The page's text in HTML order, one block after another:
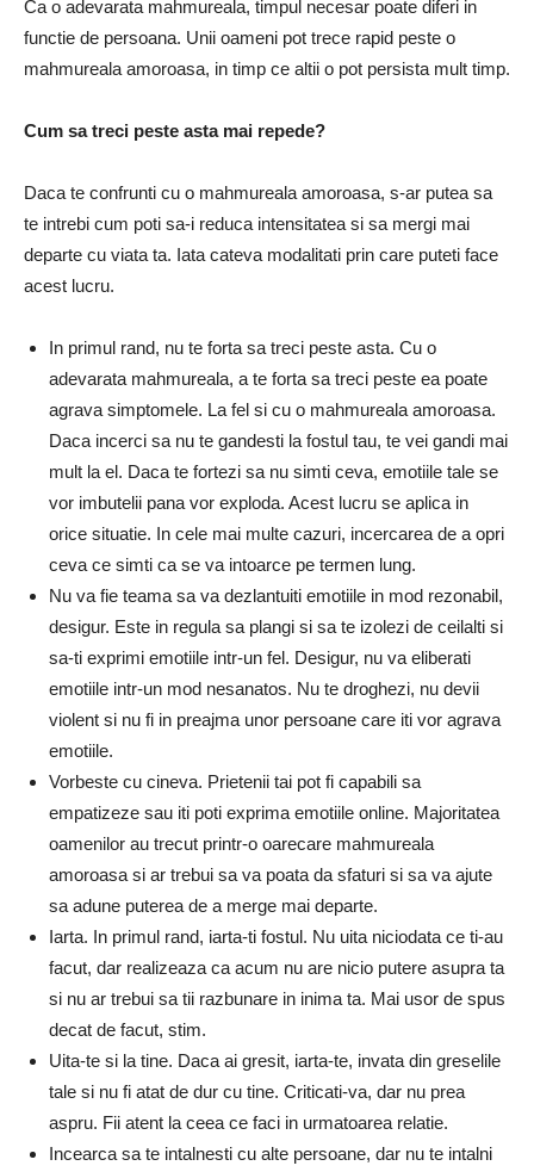
Ca o adevarata mahmureala, timpul necesar poate diferi in
functie de persoana. Unii oameni pot trece rapid peste o
mahmureala amoroasa, in timp ce altii o pot persista mult timp.
Cum sa treci peste asta mai repede?
Daca te confrunti cu o mahmureala amoroasa, s-ar putea sa
te intrebi cum poti sa-i reduca intensitatea si sa mergi mai
departe cu viata ta. Iata cateva modalitati prin care puteti face
acest lucru.
In primul rand, nu te forta sa treci peste asta. Cu o
adevarata mahmureala, a te forta sa treci peste ea poate
agrava simptomele. La fel si cu o mahmureala amoroasa.
Daca incerci sa nu te gandesti la fostul tau, te vei gandi mai
mult la el. Daca te fortezi sa nu simti ceva, emotiile tale se
vor imbutelii pana vor exploda. Acest lucru se aplica in
orice situatie. In cele mai multe cazuri, incercarea de a opri
ceva ce simti ca se va intoarce pe termen lung.
Nu va fie teama sa va dezlantuiti emotiile in mod rezonabil,
desigur. Este in regula sa plangi si sa te izolezi de ceilalti si
sa-ti exprimi emotiile intr-un fel. Desigur, nu va eliberati
emotiile intr-un mod nesanatos. Nu te droghezi, nu devii
violent si nu fi in preajma unor persoane care iti vor agrava
emotiile.
Vorbeste cu cineva. Prietenii tai pot fi capabili sa
empatizeze sau iti poti exprima emotiile online. Majoritatea
oamenilor au trecut printr-o oarecare mahmureala
amoroasa si ar trebui sa va poata da sfaturi si sa va ajute
sa adune puterea de a merge mai departe.
Iarta. In primul rand, iarta-ti fostul. Nu uita niciodata ce ti-au
facut, dar realizeaza ca acum nu are nicio putere asupra ta
si nu ar trebui sa tii razbunare in inima ta. Mai usor de spus
decat de facut, stim.
Uita-te si la tine. Daca ai gresit, iarta-te, invata din greselile
tale si nu fi atat de dur cu tine. Criticati-va, dar nu prea
aspru. Fii atent la ceea ce faci in urmatoarea relatie.
Incearca sa te intalnesti cu alte persoane, dar nu te intalni